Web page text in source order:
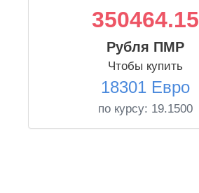
350464.15
Рубля ПМР
Чтобы купить
18301 Евро
по курсу: 19.1500